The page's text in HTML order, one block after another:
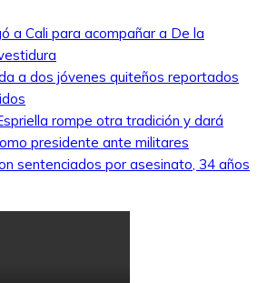
a Cali para acompañar a De la
a dos jóvenes quiteños reportados
rompe otra tradición y dará
presidente ante militares
sentenciados por asesinato, 34 años